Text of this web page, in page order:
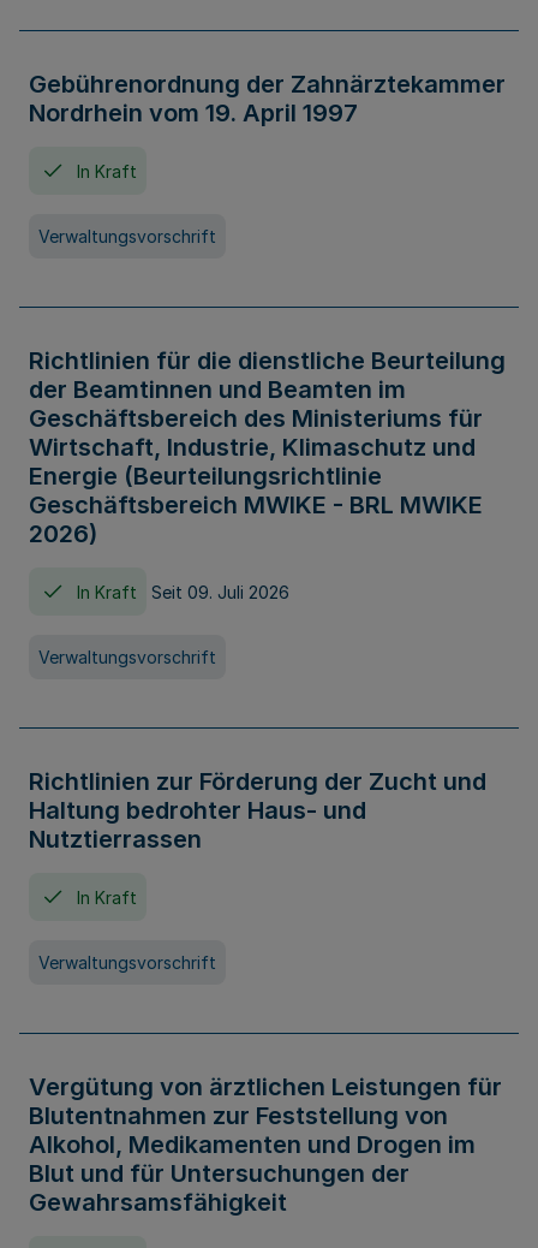
Gebührenordnung der Zahnärztekammer
Nordrhein vom 19. April 1997
In Kraft
Verwaltungsvorschrift
Richtlinien für die dienstliche Beurteilung
der Beamtinnen und Beamten im
Geschäftsbereich des Ministeriums für
Wirtschaft, Industrie, Klimaschutz und
Energie (Beurteilungsrichtlinie
Geschäftsbereich MWIKE - BRL MWIKE
2026)
In Kraft Seit 09. Juli 2026
Verwaltungsvorschrift
Richtlinien zur Förderung der Zucht und
Haltung bedrohter Haus- und
Nutztierrassen
In Kraft
Verwaltungsvorschrift
Vergütung von ärztlichen Leistungen für
Blutentnahmen zur Feststellung von
Alkohol, Medikamenten und Drogen im
Blut und für Untersuchungen der
Gewahrsamsfähigkeit